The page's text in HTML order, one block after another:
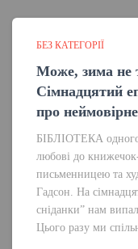
БЕЗ КАТЕГОРІЇ
Може, зима не
Сімнадцятий
про
БІБЛІОТЕКА одного
любові до
письменницею та
Гадсон. На
сніданки” нам
Цього разу ми